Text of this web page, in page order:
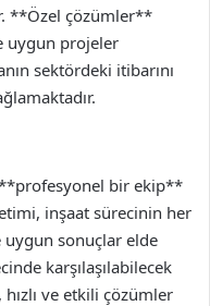
**Özel çözümler**
uygun projeler
sektördeki itibarını
bir ekip**
inşaat sürecinin her
uygun sonuçlar elde
karşılaşılabilecek
ve etkili çözümler